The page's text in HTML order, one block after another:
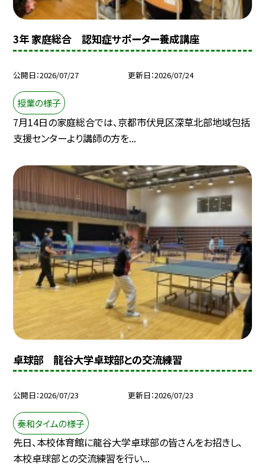
3年 家庭総合 認知症サポーター養成講座
公開日 2026/07/27 更新日 2026/07/24
授業の様子
7月14日の家庭総合では、京都市伏見区深草北部地域包括
支援センターより講師の方を...
卓球部 龍谷大学卓球部との交流練習
公開日 2026/07/23 更新日 2026/07/23
奏和タイムの様子
先日、本校体育館に龍谷大学卓球部の皆さんをお招きし、
本校卓球部との交流練習を行い...